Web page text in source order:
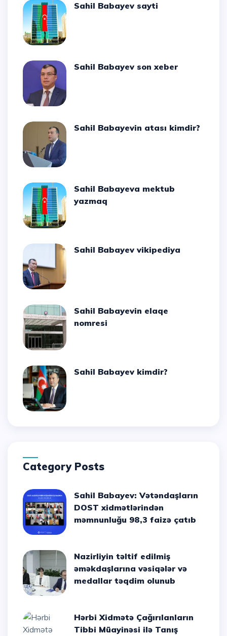
Sahil Babayev sayti
Sahil Babayev son xeber
Sahil Babayevin atası kimdir?
Sahil Babayeva mektub
yazmaq
Sahil Babayev vikipediya
Sahil Babayevin elaqe
nomresi
Sahil Babayev kimdir?
Category Posts
Sahil Babayev: Vətəndaşların
DOST xidmətlərindən
məmnunluğu 98,3 faizə çatıb
Nazirliyin təltif edilmiş
əməkdaşlarına vəsiqələr və
medallar təqdim olunub
Hərbi Xidmətə Çağırılanların
Tibbi Müayinəsi ilə Tanış